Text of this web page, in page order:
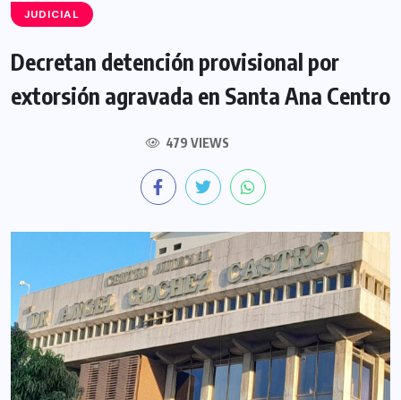
JUDICIAL
Decretan detención provisional por
extorsión agravada en Santa Ana Centro
479 VIEWS